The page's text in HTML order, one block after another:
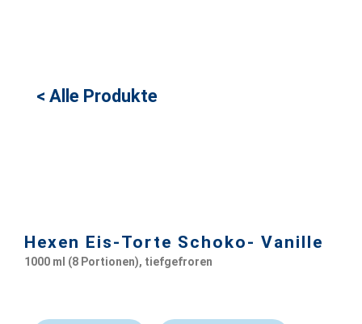
< Alle Produkte
Hexen Eis-Torte Schoko- Vanille
1000 ml (8 Portionen), tiefgefroren